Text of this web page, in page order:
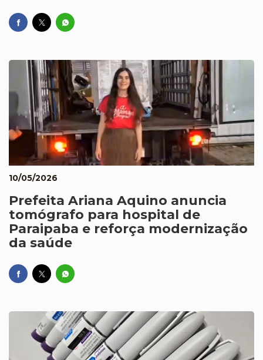
10/05/2026
Prefeita Ariana Aquino anuncia
tomógrafo para hospital de
Paraipaba e reforça modernização
da saúde